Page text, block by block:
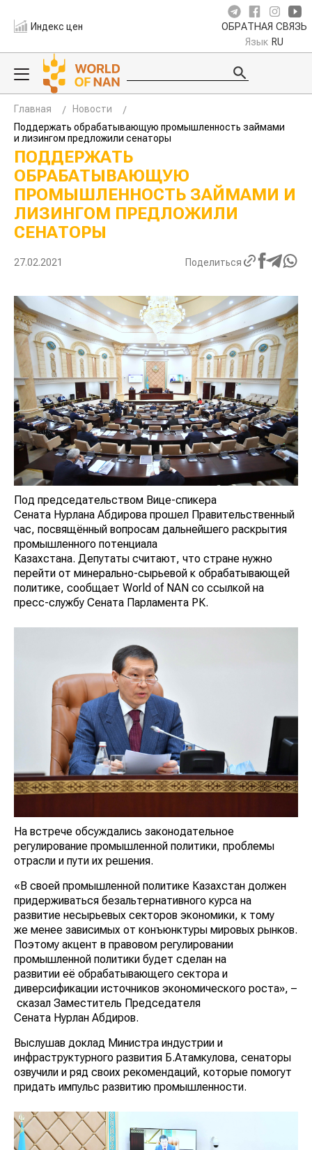
Индекс цен ОБРАТНАЯ СВЯЗЬ
Язык RU
Главная
Новости
Поддержать обрабатывающую промышленность займами
и лизингом предложили сенаторы
ПОДДЕРЖАТЬ
ОБРАБАТЫВАЮЩУЮ
ПРОМЫШЛЕННОСТЬ ЗАЙМАМИ И
ЛИЗИНГОМ ПРЕДЛОЖИЛИ
СЕНАТОРЫ
27.02.2021 Поделиться
Под председательством Вице-спикера
Сената Нурлана Абдирова прошел Правительственный
час, посвящённый вопросам дальнейшего раскрытия
промышленного потенциала
Казахстана. Депутаты считают, что стране нужно
перейти от минерально-сырьевой к обрабатывающей
политике, сообщает World of NAN со ссылкой на
пресс-службу Сената Парламента РК.
На встрече обсуждались законодательное
регулирование промышленной политики, проблемы
отрасли и пути их решения.
«В своей промышленной политике Казахстан должен
придерживаться безальтернативного курса на
развитие несырьевых секторов экономики, к тому
же менее зависимых от конъюнктуры мировых рынков.
Поэтому акцент в правовом регулировании
промышленной политики будет сделан на
развитии её обрабатывающего сектора и
диверсификации источников экономического роста», –
сказал Заместитель Председателя
Сената Нурлан Абдиров.
Выслушав доклад Министра индустрии и
инфраструктурного развития Б.Атамкулова, сенаторы
озвучили и ряд своих рекомендаций, которые помогут
придать импульс развитию промышленности.